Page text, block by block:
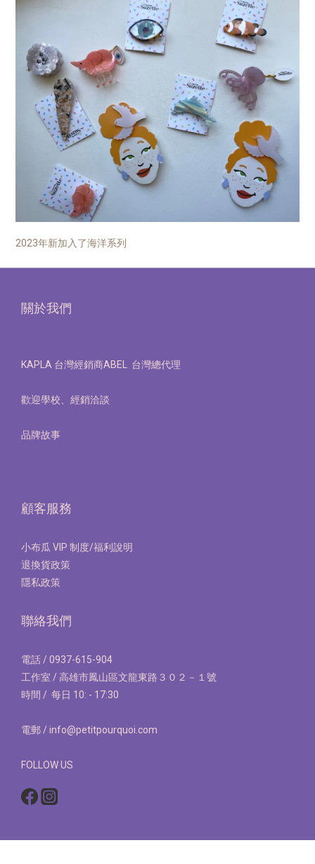
2023年新加入了海洋系列
關於我們
KAPLA 台灣經銷商ABEL 台灣總代理
歡迎學校、經銷洽談
品牌故事
顧客服務
小布瓜 VIP 制度/福利說明
退換貨政策
隱私政策
聯絡我們
電話 / 0937-615-904
工作室 / 高雄市鳳山區文龍東路３０２－１號
時間 / 每日 10: - 17:30
電郵 / info@petitpourquoi.com
FOLLOW US